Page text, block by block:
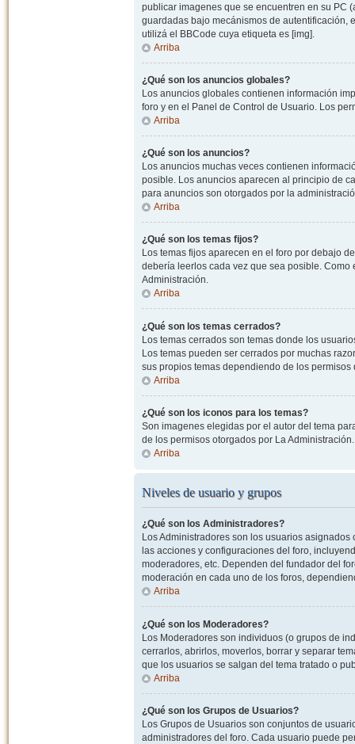
publicar imagenes que se encuentren en su PC
guardadas bajo mecánismos de autentificación,
utilizá el BBCode cuya etiqueta es [img].
Arriba
¿Qué son los anuncios globales?
Los anuncios globales contienen información
foro y en el Panel de Control de Usuario. Los
Arriba
¿Qué son los anuncios?
Los anuncios muchas veces contienen
posible. Los anuncios aparecen al principio de
para anuncios son otorgados por la
Arriba
¿Qué son los temas fijos?
Los temas fijos aparecen en el foro por debajo
debería leerlos cada vez que sea posible.
Administración.
Arriba
¿Qué son los temas cerrados?
Los temas cerrados son temas donde los
Los temas pueden ser cerrados por muchas
sus propios temas dependiendo de los
Arriba
¿Qué son los iconos para los temas?
Son imagenes elegidas por el autor del tema
de los permisos otorgados por La Administración.
Arriba
Niveles de usuario y grupos
¿Qué son los Administradores?
Los Administradores son los usuarios
las acciones y configuraciones del foro,
moderadores, etc. Dependen del fundador del
moderación en cada uno de los foros,
Arriba
¿Qué son los Moderadores?
Los Moderadores son individuos (o grupos de
cerrarlos, abrirlos, moverlos, borrar y separar
que los usuarios se salgan del tema tratado o
Arriba
¿Qué son los Grupos de Usuarios?
Los Grupos de Usuarios son conjuntos de
administradores del foro. Cada usuario puede